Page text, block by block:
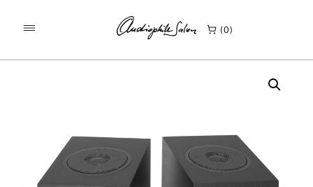
0
KEZDŐLAP TERMÉKEK
/
ELAC DEBUT A4.2 ATMOS HANGFAL